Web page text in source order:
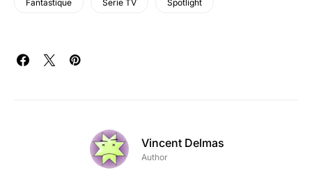
Fantastique Serie TV Spotlight
Vincent Delmas
Author